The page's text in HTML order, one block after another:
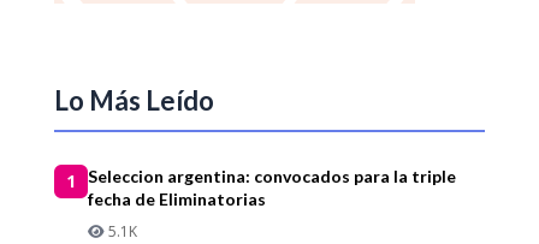
Lo Más Leído
1
Seleccion argentina: convocados para la triple
fecha de Eliminatorias
5.1K